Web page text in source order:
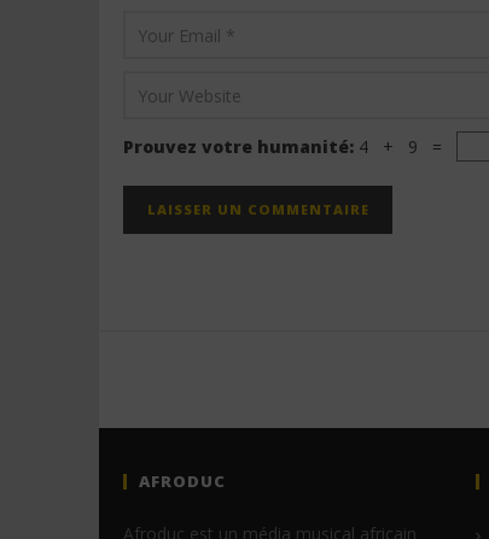
Prouvez votre humanité: 4 + 9 =
AFRODUC
Afroduc est un média musical africain